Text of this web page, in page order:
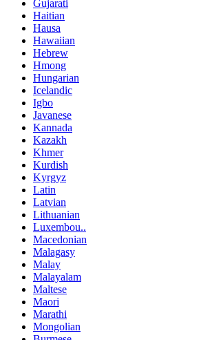
Gujarati
Haitian
Hausa
Hawaiian
Hebrew
Hmong
Hungarian
Icelandic
Igbo
Javanese
Kannada
Kazakh
Khmer
Kurdish
Kyrgyz
Latin
Latvian
Lithuanian
Luxembou..
Macedonian
Malagasy
Malay
Malayalam
Maltese
Maori
Marathi
Mongolian